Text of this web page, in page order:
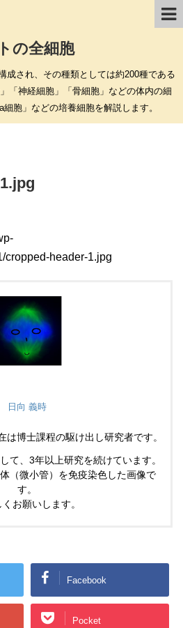
の全細胞
成され、その種類としては約200種である
「神経細胞」「骨細胞」などの体内の細
胞」などの培養細胞を解説します。
cropped-header-1.jpg
日向 義時
博士課程の駆け出し研究者です。
て、3年以上研究を続けています。
（微小管）を免疫染色した画像で
す。
お願いします。
Facebook
Pocket